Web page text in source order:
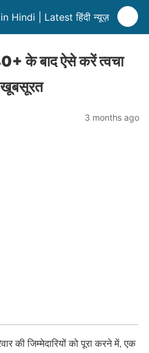
Hindi | Latest हिंदी न्यूज़
के बाद ऐसे करें त्वचा
खूबसूरत
3 months ago
की जिम्मेदारियों को पूरा करने में, एक